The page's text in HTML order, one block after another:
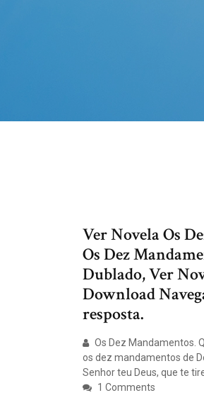
Ver Novela Os
Os Dez
Dublado, Ver
Download
resposta.
Os Dez Mandamentos.
os dez mandamentos de
Senhor teu Deus, que te
1 Comments